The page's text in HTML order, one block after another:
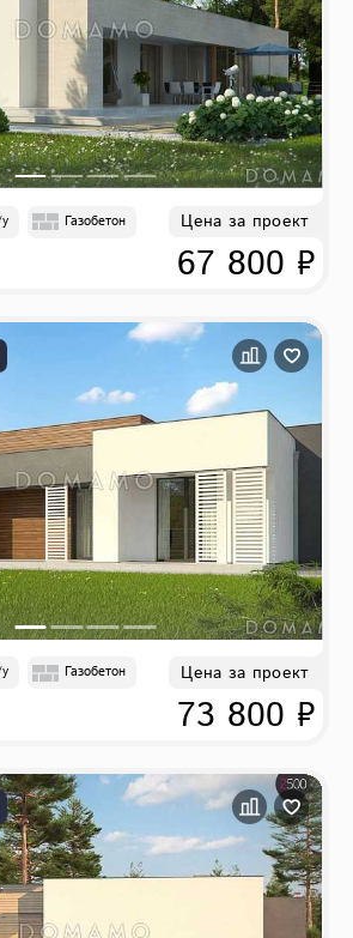
Газобетон Цена за проект
67 800 ₽
Газобетон Цена за проект
73 800 ₽